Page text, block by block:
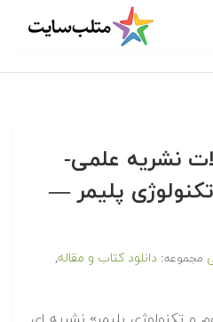
نشریه علمی-
پلیمر —
مجموعه: دانلود کتاب و مقاله,